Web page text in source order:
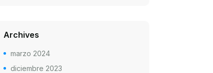
Archives
marzo 2024
diciembre 2023